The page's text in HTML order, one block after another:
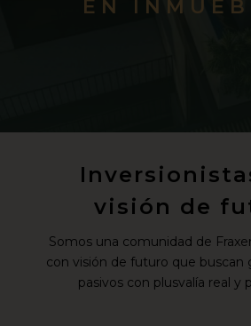
EN
visión de
Somos una comunidad de
con visión de futuro que buscan
pasivos con plusvalía real y